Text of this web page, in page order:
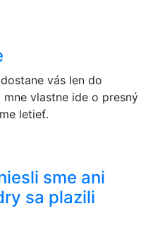
vás len do
vlastne ide o presný
letieť.
sme ani
sa plazili